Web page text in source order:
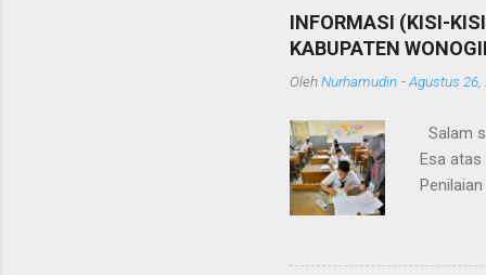
tercapai dengan baik. Guru
melampirkan langkah atau
kebetulan menjadi
INFORMASI (KISI-
KABUPATEN
OlehNurhamudin -Agustus 26,
Salam
Esa atas
belajar